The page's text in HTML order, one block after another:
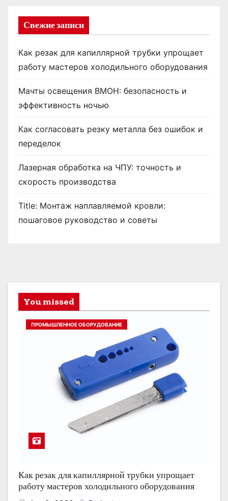
Свежие записи
Как резак для капиллярной трубки упрощает
работу мастеров холодильного оборудования
Мачты освещения ВМОН: безопасность и
эффективность ночью
Как согласовать резку металла без ошибок и
переделок
Лазерная обработка на ЧПУ: точность и
скорость производства
Title: Монтаж наплавляемой кровли:
пошаговое руководство и советы
You missed
ПРОМЫШЛЕННОЕ ОБОРУДОВАНИЕ
Как резак для капиллярной трубки упрощает
работу мастеров холодильного оборудования